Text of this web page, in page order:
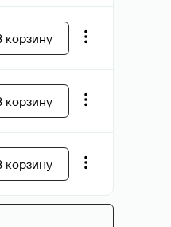
корзину
корзину
корзину